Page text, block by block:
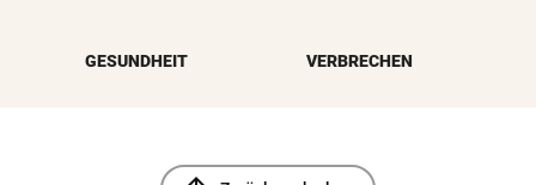
GESUNDHEIT VERBRECHEN